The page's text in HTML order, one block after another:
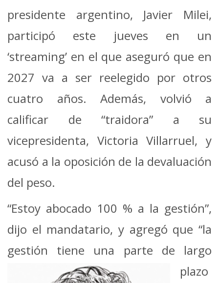
presidente argentino, Javier Milei,
participó este jueves en un
‘streaming’ en el que aseguró que en
2027 va a ser reelegido por otros
cuatro años. Además, volvió a
calificar de “traidora” a su
vicepresidenta, Victoria Villarruel, y
acusó a la oposición de la devaluación
del peso.
“Estoy abocado 100 % a la gestión”,
dijo el mandatario, y agregó que “la
gestión tiene una parte de largo
plazo